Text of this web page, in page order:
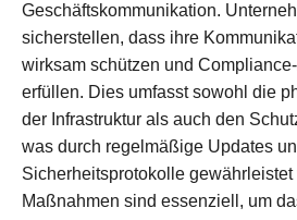
Geschäftskommunikation.
sicherstellen, dass ihre
wirksam schützen und
erfüllen. Dies umfasst sowohl die
der Infrastruktur als auch den
was durch regelmäßige Updates
Sicherheitsprotokolle
Maßnahmen sind essenziell, um